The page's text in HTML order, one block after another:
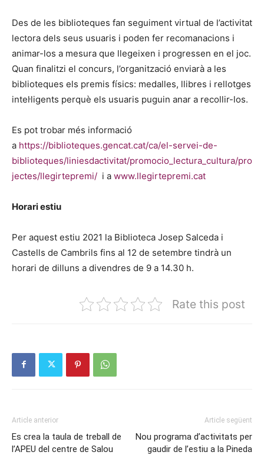
Des de les biblioteques fan seguiment virtual de l’activitat
lectora dels seus usuaris i poden fer recomanacions i
animar-los a mesura que llegeixen i progressen en el joc.
Quan finalitzi el concurs, l’organització enviarà a les
biblioteques els premis físics: medalles, llibres i rellotges
intel·ligents perquè els usuaris puguin anar a recollir-los.
Es pot trobar més informació
a https://biblioteques.gencat.cat/ca/el-servei-de-
biblioteques/liniesdactivitat/promocio_lectura_cultura/pro
jectes/llegirtepremi/ i a www.llegirtepremi.cat
Horari estiu
Per aquest estiu 2021 la Biblioteca Josep Salceda i
Castells de Cambrils fins al 12 de setembre tindrà un
horari de dilluns a divendres de 9 a 14.30 h.
Rate this post
Article anterior
Es crea la taula de treball de
l’APEU del centre de Salou
Article següent
Nou programa d’activitats per
gaudir de l’estiu a la Pineda